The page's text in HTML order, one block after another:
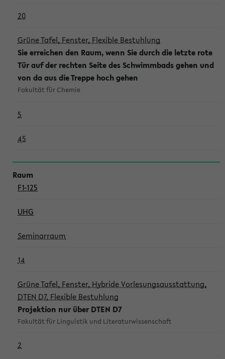
20
Grüne Tafel, Fenster, Flexible Bestuhlung
Sie erreichen den Raum, wenn Sie durch die letzte rote
Tür auf der rechten Seite des Schwimmbads gehen und
von da aus die Treppe hoch gehen
Fakultät für Chemie
5
45
F1-125
UHG
Seminarraum
14
Grüne Tafel, Fenster, Hybride Vorlesungsausstattung,
DTEN D7, Flexible Bestuhlung
Projektion nur über DTEN D7
Fakultät für Linguistik und Literaturwissenschaft
2